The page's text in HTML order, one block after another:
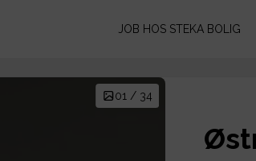
JOB HOS STEKA BOLIG
01 / 34